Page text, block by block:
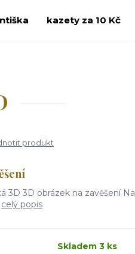
kazety za 10 Kč
produkt
3D 3D obrázek na zavěšení
celý popis
Skladem 3 ks